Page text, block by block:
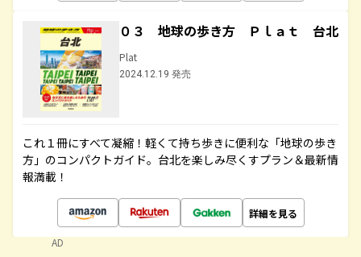
０３ 地球の歩き方 Ｐｌａｔ 台北
Plat
2024.12.19 発売
これ１冊にすべて凝縮！軽くて持ち歩きに便利な「地球の歩き
方」のコンパクトガイド。台北を楽しみ尽くすプラン＆最新情
報満載！
詳細を見る
AD